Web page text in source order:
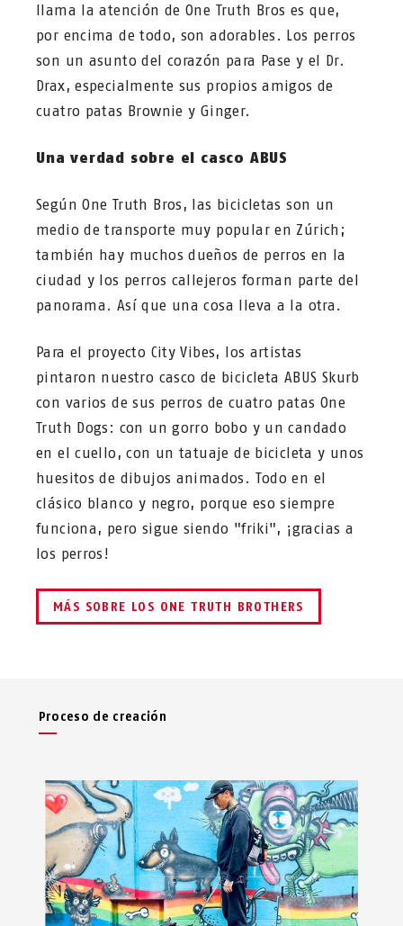
llama la atención de One Truth Bros es que,
por encima de todo, son adorables. Los perros
son un asunto del corazón para Pase y el Dr.
Drax, especialmente sus propios amigos de
cuatro patas Brownie y Ginger.
Una verdad sobre el casco ABUS
Según One Truth Bros, las bicicletas son un
medio de transporte muy popular en Zúrich;
también hay muchos dueños de perros en la
ciudad y los perros callejeros forman parte del
panorama. Así que una cosa lleva a la otra.
Para el proyecto City Vibes, los artistas
pintaron nuestro casco de bicicleta ABUS Skurb
con varios de sus perros de cuatro patas One
Truth Dogs: con un gorro bobo y un candado
en el cuello, con un tatuaje de bicicleta y unos
huesitos de dibujos animados. Todo en el
clásico blanco y negro, porque eso siempre
funciona, pero sigue siendo "friki", ¡gracias a
los perros!
MÁS SOBRE LOS ONE TRUTH BROTHERS
Proceso de creación